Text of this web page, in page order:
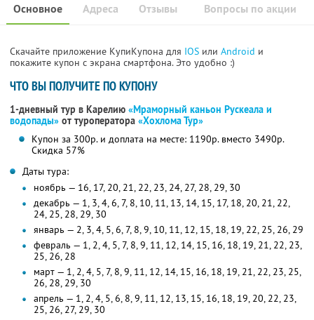
Основное Отзывы Вопросы по акции
Адреса
Скачайте приложение КупиКупона для IOS или Android и
покажите купон с экрана смартфона. Это удобно :)
ЧТО ВЫ ПОЛУЧИТЕ ПО КУПОНУ
1-дневный тур в Карелию «Мраморный каньон Рускеала и
водопады» от туроператора «Хохлома Тур»
Купон за 300р. и доплата на месте: 1190р. вместо 3490р.
Скидка 57%
Даты тура:
ноябрь — 16, 17, 20, 21, 22, 23, 24, 27, 28, 29, 30
декабрь — 1, 3, 4, 6, 7, 8, 10, 11, 13, 14, 15, 17, 18, 20, 21, 22,
24, 25, 28, 29, 30
январь — 2, 3, 4, 5, 6, 7, 8, 9, 10, 11, 12, 15, 18, 19, 22, 25, 26, 29
февраль — 1, 2, 4, 5, 7, 8, 9, 11, 12, 14, 15, 16, 18, 19, 21, 22, 23,
25, 26, 28
март — 1, 2, 4, 5, 7, 8, 9, 11, 12, 14, 15, 16, 18, 19, 21, 22, 23, 25,
26, 28, 29, 30
апрель — 1, 2, 4, 5, 6, 8, 9, 11, 12, 13, 15, 16, 18, 19, 20, 22, 23,
25, 26, 27, 29, 30